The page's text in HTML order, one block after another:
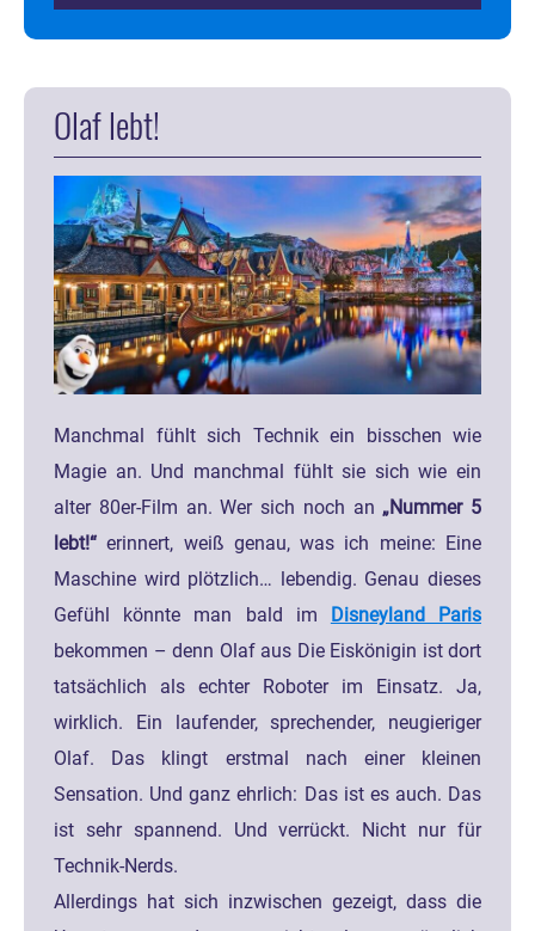
Olaf lebt!
Manchmal fühlt sich Technik ein bisschen wie
Magie an. Und manchmal fühlt sie sich wie ein
alter 80er-Film an. Wer sich noch an „Nummer 5
lebt!“ erinnert, weiß genau, was ich meine: Eine
Maschine wird plötzlich… lebendig. Genau dieses
Gefühl könnte man bald im
Disneyland Paris
bekommen – denn Olaf aus Die Eiskönigin ist dort
tatsächlich als echter Roboter im Einsatz. Ja,
wirklich. Ein laufender, sprechender, neugieriger
Olaf. Das klingt erstmal nach einer kleinen
Sensation. Und ganz ehrlich: Das ist es auch. Das
ist sehr spannend. Und verrückt. Nicht nur für
Technik-Nerds.
Allerdings hat sich inzwischen gezeigt, dass die